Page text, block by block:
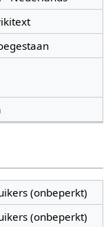
(onbeperkt)
(onbeperkt)